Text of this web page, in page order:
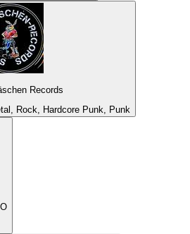
Records
Rock, Hardcore Punk, Punk